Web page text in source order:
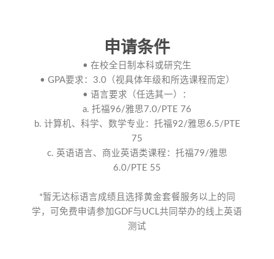
申请条件
• 在校全日制本科或研究生
• GPA要求：3.0（视具体年级和所选课程而定）
• 语言要求（任选其一）：
a. 托福96/雅思7.0/PTE 76
b. 计算机、科学、数学专业：托福92/雅思6.5/PTE
75
c. 英语语言、商业英语类课程：托福79/雅思
6.0/PTE 55
*暂无达标语言成绩且选择黄金套餐服务以上的同
学，可免费申请参加GDF与UCL共同举办的线上英语
测试